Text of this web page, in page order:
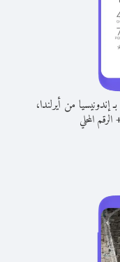
إندونيسيا من أيرلندا،
الرقم المحلي